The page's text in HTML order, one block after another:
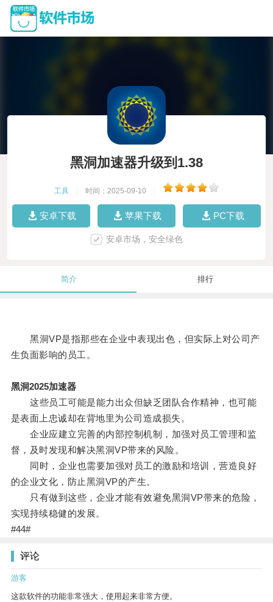
黑洞加速器升级到1.38
工具 时间：2025-09-10
安卓下载 苹果下载 PC下载
安卓市场，安全绿色
简介 排行
黑洞VP是指那些在企业中表现出色，但实际上对公司产
生负面影响的员工。
黑洞2025加速器
这些员工可能是能力出众但缺乏团队合作精神，也可能
是表面上忠诚却在背地里为公司造成损失。
企业应建立完善的内部控制机制，加强对员工管理和监
督，及时发现和解决黑洞VP带来的风险。
同时，企业也需要加强对员工的激励和培训，营造良好
的企业文化，防止黑洞VP的产生。
只有做到这些，企业才能有效避免黑洞VP带来的危险，
实现持续稳健的发展。
#44#
评论
游客
这款软件的功能非常强大，使用起来非常方便。